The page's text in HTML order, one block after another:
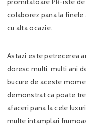
promitatoare PR-iste
colaborez pana la finele
cu alta ocazie.
Astazi este petrecerea
doresc multi, multi ani
bucure de aceste
demonstrat ca poate
afaceri pana la cele
multe intamplari